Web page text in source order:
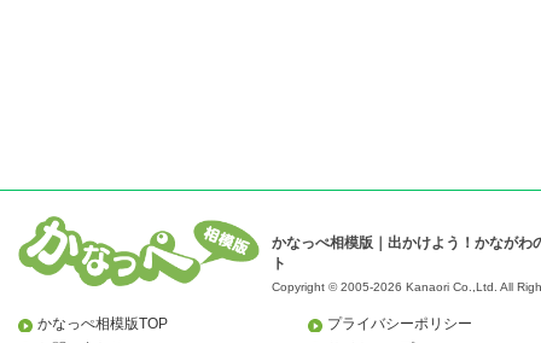
かなっぺ相模版｜出かけよう！かながわ
ト
Copyright © 2005-2026 Kanaori Co.,Ltd. All
かなっぺ相模版TOP
プライバシーポリシー